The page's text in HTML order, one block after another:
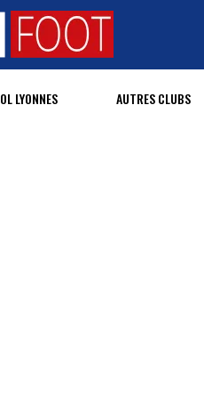
OL LYONNES AUTRES CLUBS